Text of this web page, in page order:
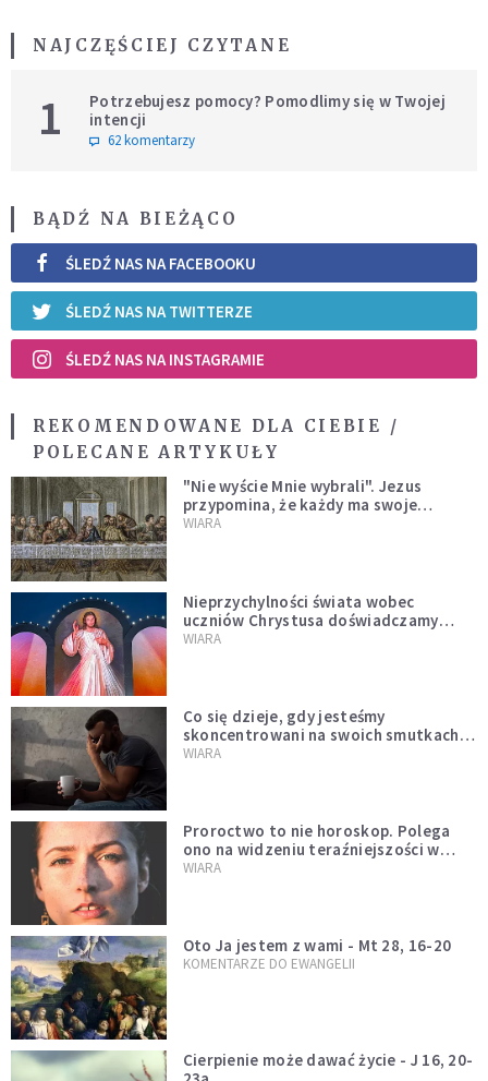
NAJCZĘŚCIEJ CZYTANE
1
Potrzebujesz pomocy? Pomodlimy się w Twojej
intencji
62 komentarzy
BĄDŹ NA BIEŻĄCO
ŚLEDŹ NAS NA FACEBOOKU
ŚLEDŹ NAS NA TWITTERZE
ŚLEDŹ NAS NA INSTAGRAMIE
REKOMENDOWANE DLA CIEBIE /
POLECANE ARTYKUŁY
"Nie wyście Mnie wybrali". Jezus
przypomina, że każdy ma swoje
miejsce i swoją misję
WIARA
Nieprzychylności świata wobec
uczniów Chrystusa doświadczamy
wszyscy, również dzisiaj
WIARA
Co się dzieje, gdy jesteśmy
skoncentrowani na swoich smutkach?
Mówi o tym św. Jan
WIARA
Proroctwo to nie horoskop. Polega
ono na widzeniu teraźniejszości w
świetle przeszłości Jezusa
WIARA
Oto Ja jestem z wami - Mt 28, 16-20
KOMENTARZE DO EWANGELII
Cierpienie może dawać życie - J 16, 20-